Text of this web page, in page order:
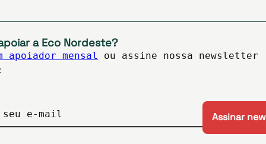
a Eco Nordeste?
apoiador mensal
ou assine nossa newsletter
e-mail